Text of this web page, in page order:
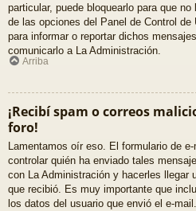
particular, puede bloquearlo para que
de las opciones del Panel de Control de
para informar o reportar dichos
comunicarlo a La Administración.
Arriba
¡Recibí spam o correos
foro!
Lamentamos oír eso. El formulario de
controlar quién ha enviado tales
con La Administración y hacerles llegar
que recibió. Es muy importante que
los datos del usuario que envió el e-